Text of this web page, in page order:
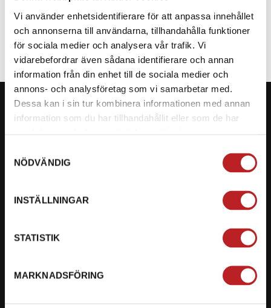
Vi använder enhetsidentifierare för att anpassa innehållet
och annonserna till användarna, tillhandahålla funktioner
för sociala medier och analysera vår trafik. Vi
vidarebefordrar även sådana identifierare och annan
information från din enhet till de sociala medier och
annons- och analysföretag som vi samarbetar med.
Dessa kan i sin tur kombinera informationen med annan
information som du har tillhandahållit eller som de har
NÖDVÄNDIG
INSTÄLLNINGAR
STATISTIK
MARKNADSFÖRING
SPECIFIKATION
Org. nummer: 5566689278
Ryckepungsvägen 3, 79177 Falun